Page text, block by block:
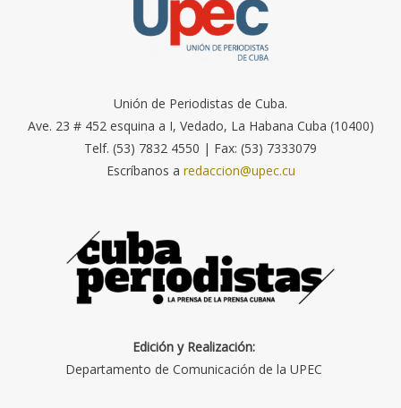
Unión de Periodistas de Cuba.
Ave. 23 # 452 esquina a I, Vedado, La Habana Cuba (10400)
Telf. (53) 7832 4550 | Fax: (53) 7333079
Escríbanos a redaccion@upec.cu
Edición y Realización:
Departamento de Comunicación de la UPEC